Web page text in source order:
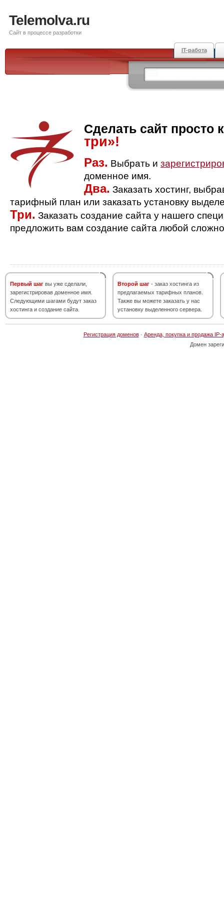
Telemolva.ru
Сайт в процессе разработки
IT-работа
Сделать сайт просто
три»!
Раз. Выбрать и
доменное имя.
Два. Заказать хостинг,
тарифный план или заказать установку
Три. Заказать создание сайта у нашего
предложить вам создание сайта любой
Первый шаг вы уже сделали,
зарегистрировав доменное имя.
Следующими шагами будут заказ
хостинга и создание сайта.
Второй шаг - заказ хостинга из
предлагаемых тарифных планов.
Также вы можете заказать у нас
установку выделенного сервера.
Регистрация доменов· Аренда, покупка и продажа IP-
Домен